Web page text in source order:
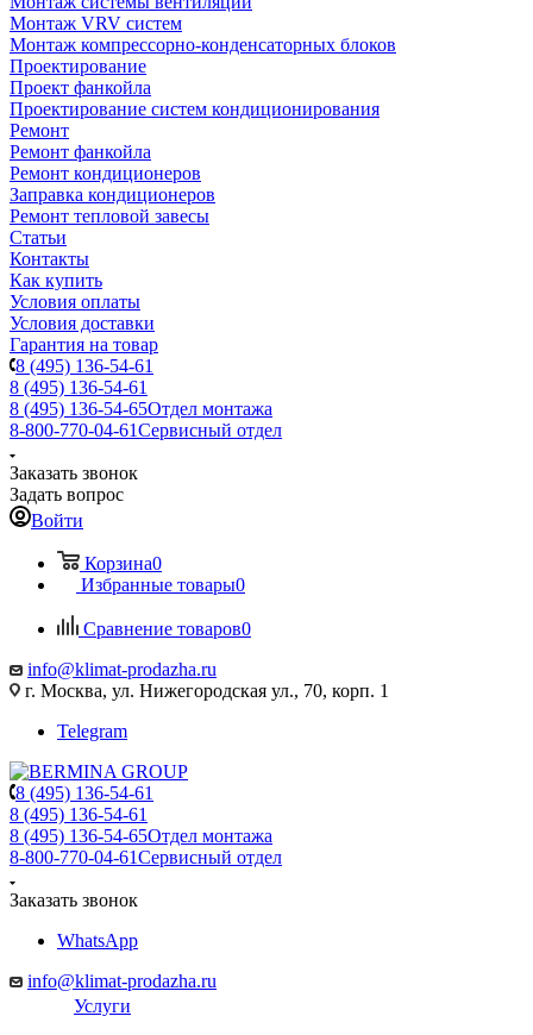
Монтаж VRV систем
Монтаж компрессорно-конденсаторных блоков
Проектирование
Проект фанкойла
Проектирование систем кондиционирования
Ремонт
Ремонт фанкойла
Ремонт кондиционеров
Заправка кондиционеров
Ремонт тепловой завесы
Статьи
Контакты
Как купить
Условия оплаты
Условия доставки
Гарантия на товар
8 (495) 136-54-61
8 (495) 136-54-61
8 (495) 136-54-65Отдел монтажа
8-800-770-04-61Сервисный отдел
Заказать звонок
Задать вопрос
Войти
Корзина0
Избранные товары0
Сравнение товаров0
info@klimat-prodazha.ru
г. Москва, ул. Нижегородская ул., 70, корп. 1
Telegram
8 (495) 136-54-61
8 (495) 136-54-61
8 (495) 136-54-65Отдел монтажа
8-800-770-04-61Сервисный отдел
Заказать звонок
WhatsApp
info@klimat-prodazha.ru
Услуги